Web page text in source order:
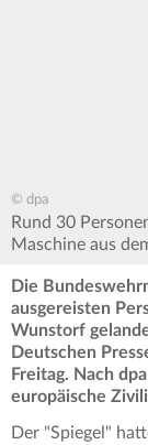
© dpa
Rund 30
Maschine aus
Die
ausgereisten
Wunstorf
Deutschen
Freitag. Nach
europäische
Der "Spiegel"